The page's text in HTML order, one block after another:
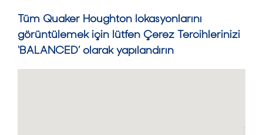
Tüm Quaker Houghton lokasyonlarını
görüntülemek için lütfen Çerez Tercihlerinizi
‘BALANCED’ olarak yapılandırın